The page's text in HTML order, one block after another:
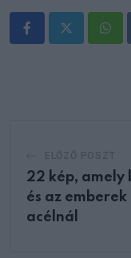
22 kép, amely
és az
acélnál